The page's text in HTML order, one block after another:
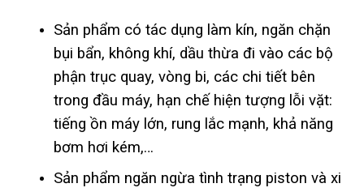
Sản phẩm có tác dụng làm kín, ngăn chặn
bụi bẩn, không khí, dầu thừa đi vào các bộ
phận trục quay, vòng bi, các chi tiết bên
trong đầu máy, hạn chế hiện tượng lỗi vặt:
tiếng ồn máy lớn, rung lắc mạnh, khả năng
bơm hơi kém,…
Sản phẩm ngăn ngừa tình trạng piston và xi